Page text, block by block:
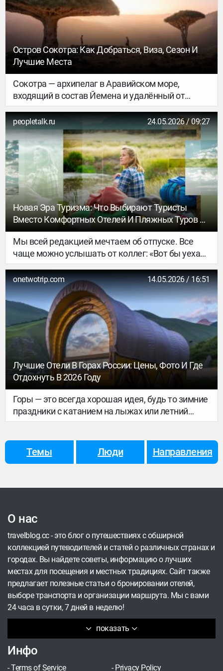
мелочи продуманы за вас, достаточно просто
выбрать направление и отправиться на
российский юг.
Остров Сокотра: Как Добраться, Виза, Сезон И
Лучшие Места
Сокотра — архипелаг в Аравийском море,
входящий в состав Йемена и удалённый от
Аравийского полуострова на сотни километров.
Благодаря своей изоляции в течение десятков
миллионов лет этот край сохранил уникальные
экосистемы, что привело к появлению
множества эндемичных видов растений и
животных — поэтому остров называют
«Галапагос Индийского океана». Путешествие
туда будет непростым, но оно точно оправдает
все затраченные усилия и средства.
peopletalk.ru 24.05.2026 / 09:27
Новая Эра Туризма: Что Выбирают Туристы
Вместо Комфортных Отелей И Пляжных Туров В
2026 Году
Мы всей редакцией мечтаем об отпуске. Все
чаще можно услышать от коллег: «Вот бы уехать
за город, гулять по лесу и ни с кем не
разговаривать». Пляжи, модные направления и
насыщенные экскурсионные маршруты уже не
привлекают. И дело не в том, что мы устали от
общения с людьми. Просто в туризме набирает
обороты новая тенденция. Реальность
настолько быстро меняется, что мы не хотим за
ней успевать, а мечтаем замедлиться и
отключиться от внешнего мира.
onetwotrip.com 14.05.2026 / 16:51
Лучшие Отели В Горах России: Цены, Фото И Где
Отдохнуть В 2026 Году
Горы — это всегда хорошая идея, будь то зимние
праздники с катанием на лыжах или летний
отпуск, посвящённый долгим пешим прогулкам.
развиваться, и российские курорты предлагают
уровень обслуживания, который приятно
Темы Люди Направления
О нас
показать
travelblog.cc - это блог о путешествиях с обширной
коллекцией путеводителей и статей о различных странах и
городах. Вы найдете советы, информацию о лучших
местах для посещения и местных традициях. Сайт также
предлагает полезные статьи о бронировании отелей,
выборе транспорта и организации маршрута. Мы с вами
24 часа в сутки, 7 дней в неделю!
Инфо
-Terms of Service - Privacy Policy